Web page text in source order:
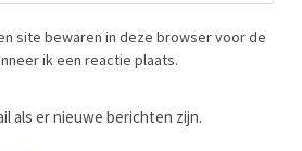
site bewaren in deze browser voor de
ik een reactie plaats.
als er nieuwe berichten zijn.